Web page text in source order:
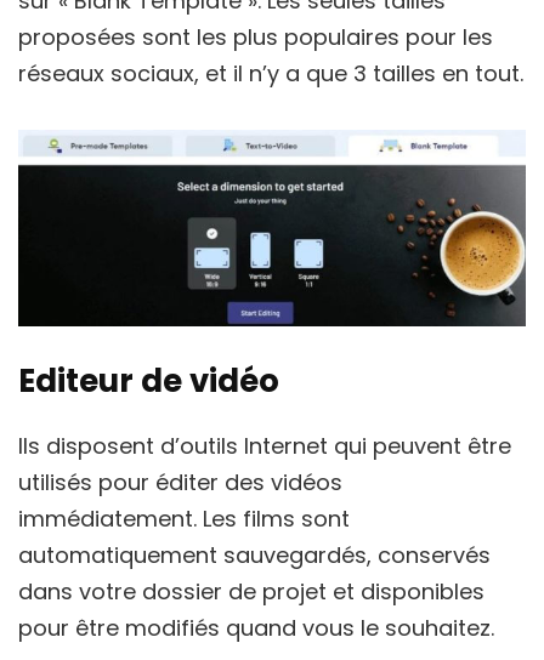
proposées sont les plus populaires pour les
réseaux sociaux, et il n’y a que 3 tailles en tout.
Editeur de vidéo
Ils disposent d’outils Internet qui peuvent être
utilisés pour éditer des vidéos
immédiatement. Les films sont
automatiquement sauvegardés, conservés
dans votre dossier de projet et disponibles
pour être modifiés quand vous le souhaitez.